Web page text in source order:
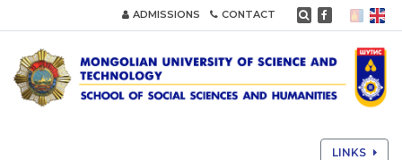
ADMISSIONS CONTACT
LINKS